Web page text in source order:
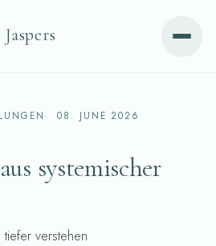
08. JUNE 2026
systemischer
verstehen